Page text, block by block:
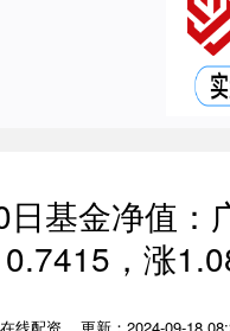
基金净值：
0.7415，涨